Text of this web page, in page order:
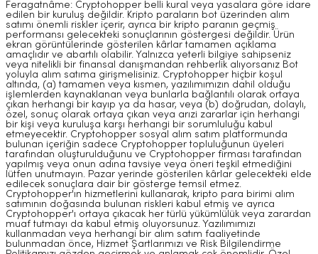
Feragatnâme: Cryptohopper belli kural veya yasalara göre idare
edilen bir kuruluş değildir. Kripto paraların bot üzerinden alım
satımı önemli riskler içerir, ayrıca bir kripto paranın geçmiş
performansı gelecekteki sonuçlarının göstergesi değildir. Ürün
ekran görüntülerinde gösterilen kârlar tamamen açıklama
amaçlıdır ve abartılı olabilir. Yalnızca yeterli bilgiye sahipseniz
veya nitelikli bir finansal danışmandan rehberlik alıyorsanız Bot
yoluyla alım satıma girişmelisiniz. Cryptohopper hiçbir koşul
altında, (a) tamamen veya kısmen, yazılımımızın dahil olduğu
işlemlerden kaynaklanan veya bunlarla bağlantılı olarak ortaya
çıkan herhangi bir kayıp ya da hasar, veya (b) doğrudan, dolaylı,
özel, sonuç olarak ortaya çıkan veya arızi zararlar için herhangi
bir kişi veya kuruluşa karşı herhangi bir sorumluluğu kabul
etmeyecektir. Cryptohopper sosyal alım satım platformunda
bulunan içeriğin sadece Cryptohopper topluluğunun üyeleri
tarafından oluşturulduğunu ve Cryptohopper firması tarafından
yapılmış veya onun adına tavsiye veya öneri teşkil etmediğini
lütfen unutmayın. Pazar yerinde gösterilen kârlar gelecekteki elde
edilecek sonuçlara dair bir gösterge temsil etmez.
Cryptohopper'ın hizmetlerini kullanarak, kripto para birimi alım
satımının doğasında bulunan riskleri kabul etmiş ve ayrıca
Cryptohopper'ı ortaya çıkacak her türlü yükümlülük veya zarardan
muaf tutmayı da kabul etmiş oluyorsunuz. Yazılımımızı
kullanmadan veya herhangi bir alım satım faaliyetinde
bulunmadan önce, Hizmet Şartlarımızı ve Risk Bilgilendirme